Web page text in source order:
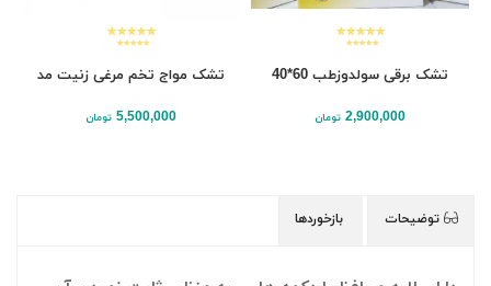
تشک برقی سولدوزطب 60*40
2,900,000 تومان
تشک مواج تخم مرغی زنیت مد
5,500,000 تومان
توضیحات بازخوردها